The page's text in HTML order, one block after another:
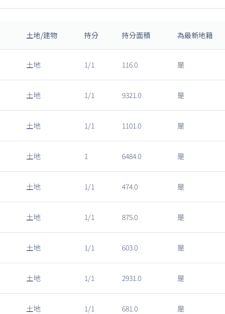
土地/建物 持分 持分面積 為最新地籍
土地 1/1 116.0 是
土地 1/1 9321.0 是
土地 1/1 1101.0 是
土地 1 6484.0 是
土地 1/1 474.0 是
土地 1/1 875.0 是
土地 1/1 603.0 是
土地 1/1 2931.0 是
土地 1/1 681.0 是